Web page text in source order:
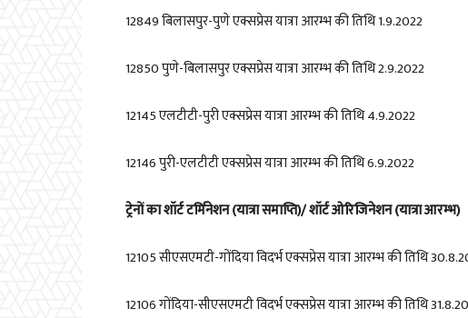
12849बिलासपुर-पुणे एक्सप्रेस यात्रा आरम्भ की तिथि1.9.2022
12850पुणे-बिलासपुर एक्सप्रेस यात्रा आरम्भ की तिथि2.9.2022
12145एलटीटी-पुरी एक्सप्रेस यात्रा आरम्भ की तिथि4.9.2022
12146पुरी-एलटीटी एक्सप्रेस यात्रा आरम्भ की तिथि6.9.2022
ट्रेनों का शॉर्ट टर्मिनेशन (यात्रा समाप्ति)/ शॉर्ट ओरिजिनेशन (यात्रा आरम्भ)
12105सीएसएमटी-गोंदिया विदर्भ एक्सप्रेस यात्रा आरम्भ की तिथि
12106गोंदिया-सीएसएमटी विदर्भ एक्सप्रेस यात्रा आरम्भ की तिथि